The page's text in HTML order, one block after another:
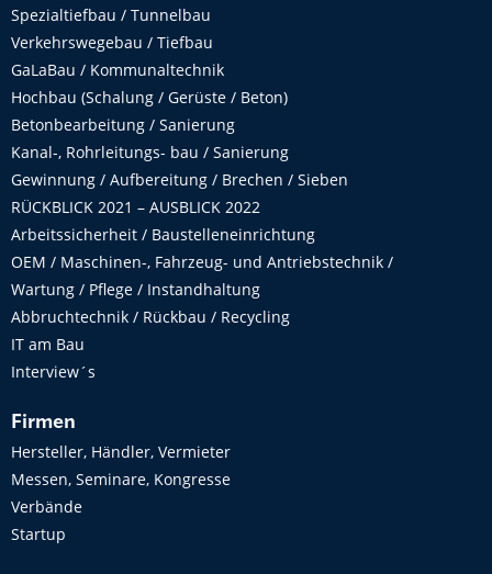
Spezialtiefbau / Tunnelbau
Verkehrswegebau / Tiefbau
GaLaBau / Kommunaltechnik
Hochbau (Schalung / Gerüste / Beton)
Betonbearbeitung / Sanierung
Kanal-, Rohrleitungs- bau / Sanierung
Gewinnung / Aufbereitung / Brechen / Sieben
RÜCKBLICK 2021 – AUSBLICK 2022
Arbeitssicherheit / Baustelleneinrichtung
OEM / Maschinen-, Fahrzeug- und Antriebstechnik /
Wartung / Pflege / Instandhaltung
Abbruchtechnik / Rückbau / Recycling
IT am Bau
Interview´s
Firmen
Hersteller, Händler, Vermieter
Messen, Seminare, Kongresse
Verbände
Startup